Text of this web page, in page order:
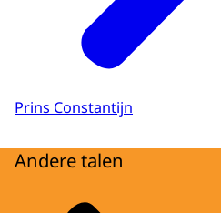
Prins Constantijn
Andere talen